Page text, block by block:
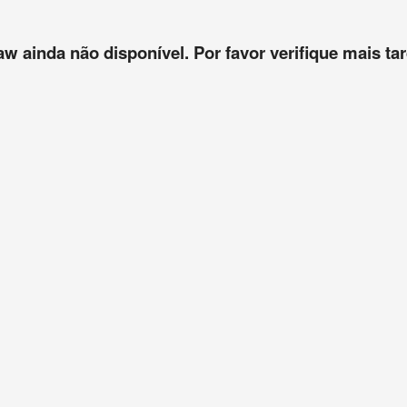
ainda não disponível. Por favor verifique mais